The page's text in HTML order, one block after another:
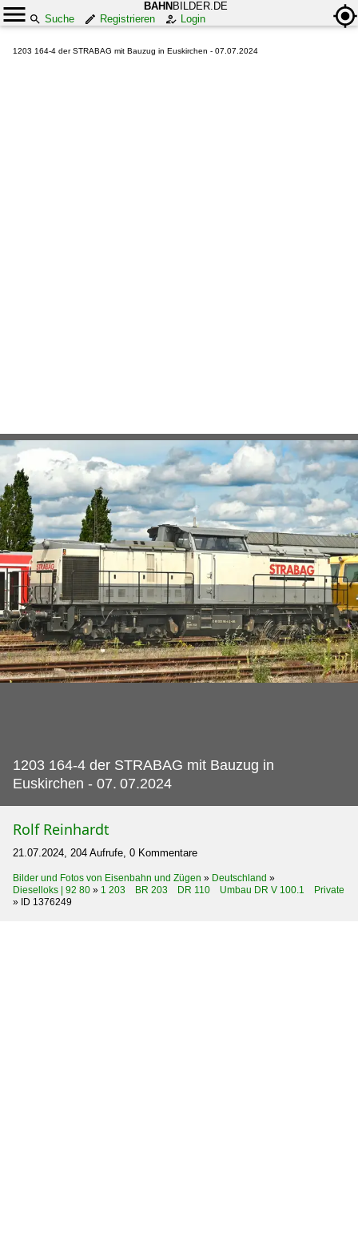
BAHN BILDER.DE
Suche
Registrieren Login
1203 164-4 der STRABAG mit Bauzug in Euskirchen - 07.07.2024
1203 164-4 der STRABAG mit Bauzug in
Euskirchen - 07. 07.2024
Rolf Reinhardt
21.07.2024, 204 Aufrufe, 0 Kommentare
Bilder und Fotos von Eisenbahn und Zügen » Deutschland »
Dieselloks | 92 80 » 1 203 BR 203 DR 110 Umbau DR V 100.1 Private
» ID 1376249